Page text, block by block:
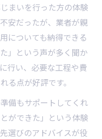
から学ぶ注意点
じまいの進め方
まいの注意事項
ブルと対策方法
けるための工夫
びのポイント
先の選び方とは
葬先の種類を比較
まいを行った方の体験
安だったが、業者が親
についても納得できる
」という声が多く聞か
行い、必要な工程や費
る点が好評です。
備もサポートしてくれ
ができた」という体験
選びのアドバイスが役